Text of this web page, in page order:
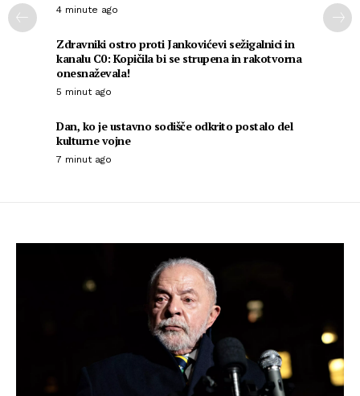
4 minute ago
Zdravniki ostro proti Jankovićevi sežigalnici in
kanalu C0: Kopičila bi se strupena in rakotvorna
onesnaževala!
5 minut ago
Dan, ko je ustavno sodišče odkrito postalo del
kulturne vojne
7 minut ago